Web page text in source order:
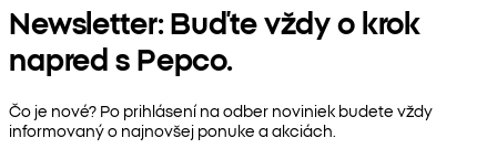
Newsletter: Buďte vždy o krok
napred s Pepco.
Čo je nové? Po prihlásení na odber noviniek budete vždy
informovaný o najnovšej ponuke a akciách.